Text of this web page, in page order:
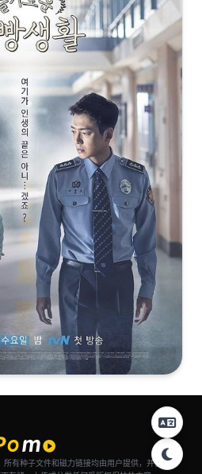
所有种子文件和磁力链接均由用户提供，并自动从